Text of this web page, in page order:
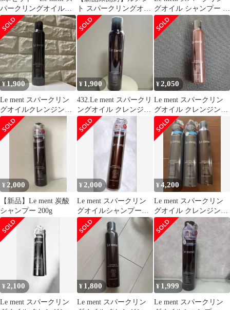
パークリングオイルク
レンジング＆シャンプ
ー NBK Sparkling Oil
Cleansing & Shampoo
ト スパークリングオイ
ル クレンジング＆シャ
ンプー ブラック
グオイル シャンプー 2
本セット
¥1,900
Le ment スパークリン
グオイルクレンジング
&シャンプー
¥ 1,900
432.Le ment スパークリ
ングオイル クレンジン
グ＆シャンプー
¥2,050
Le ment スパークリン
グオイル クレンジング
＆シャンプー
¥ 2,000
【新品】Le ment 炭酸
シャンプー 200g
¥ 2,000
Le ment スパークリン
グオイルシャンプー
200g
¥4,200
Le ment スパークリン
グオイル クレンジング
＆シャンプー 3本セッ
ト
¥ 2,100
Le ment スパークリン
¥ 1,800
Le ment スパークリン
¥ 1,999
Le ment スパークリン